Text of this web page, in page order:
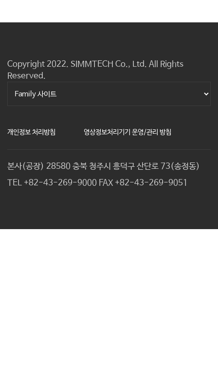
개인정보 처리방침 영상정보처리기기 운영/관리 방침
본사(공장) 28580 충북 청주시 흥덕구 산단로 73(송정동)
TEL +82-43-269-9000 FAX +82-43-269-9051
Copyright 2022. SIMMTECH Co., Ltd. All Rights
Reserved.